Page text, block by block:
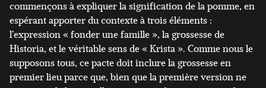
commençons à expliquer la signification de la pomme, en
espérant apporter du contexte à trois éléments :
l’expression « fonder une famille », la grossesse de
Historia, et le véritable sens de « Krista ». Comme nous le
supposons tous, ce pacte doit inclure la grossesse en
premier lieu parce que, bien que la première version ne